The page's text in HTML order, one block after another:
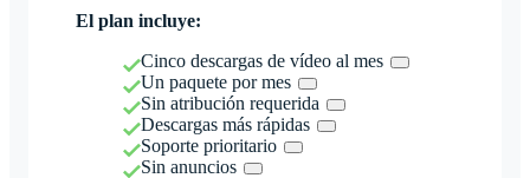
El plan incluye:
Cinco descargas de vídeo al mes
Un paquete por mes
Sin atribución requerida
Descargas más rápidas
Soporte prioritario
Sin anuncios